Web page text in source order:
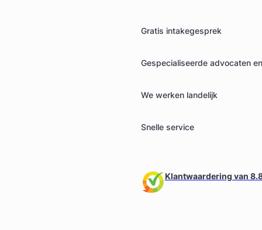
Gratis intakegesprek
Gespecialiseerde advocaten
We werken landelijk
Snelle service
Klantwaardering van